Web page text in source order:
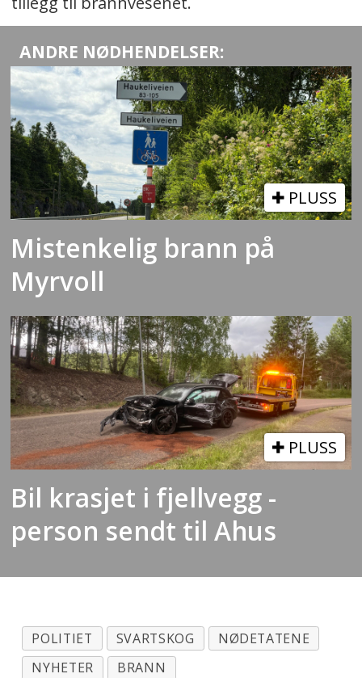
ANDRE NØDHENDELSER:
PLUSS
Mistenkelig brann på
Myrvoll
PLUSS
Bil krasjet i fjellvegg -
person sendt til Ahus
POLITIET SVARTSKOG
NØDETATENE
NYHETER
BRANN